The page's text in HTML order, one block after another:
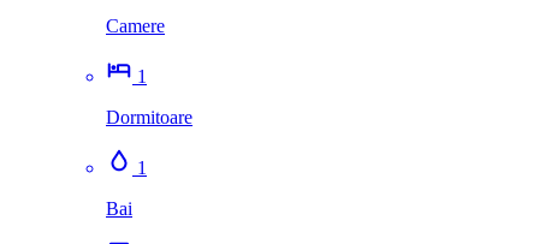
Camere
1
Dormitoare
1
Bai